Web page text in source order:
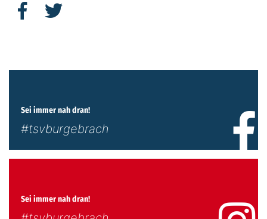
Sei immer nah dran!
#tsvburgebrach
Sei immer nah dran!